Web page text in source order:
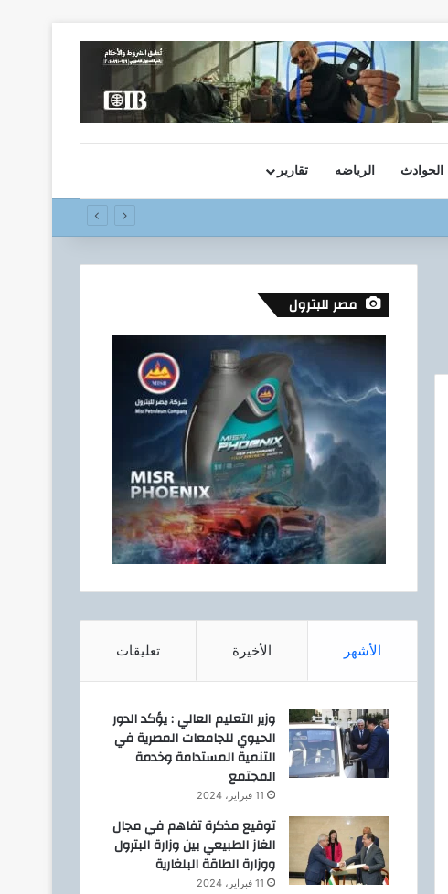
الحوادث الرياضه تقارير
مصر للبترول
الأشهر الأخيرة تعليقات
وزير التعليم العالي : يؤكد الدور
الحيوي للجامعات المصرية في
التنمية المستدامة وخدمة
المجتمع
11 فبراير، 2024
توقيع مذكرة تفاهم في مجال
الغاز الطبيعي بين وزارة البترول
ووزارة الطاقة البلغارية
11 فبراير، 2024